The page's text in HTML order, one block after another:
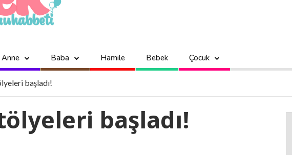
Anne Baba Hamile Bebek Çocuk
başladı!
başladı!